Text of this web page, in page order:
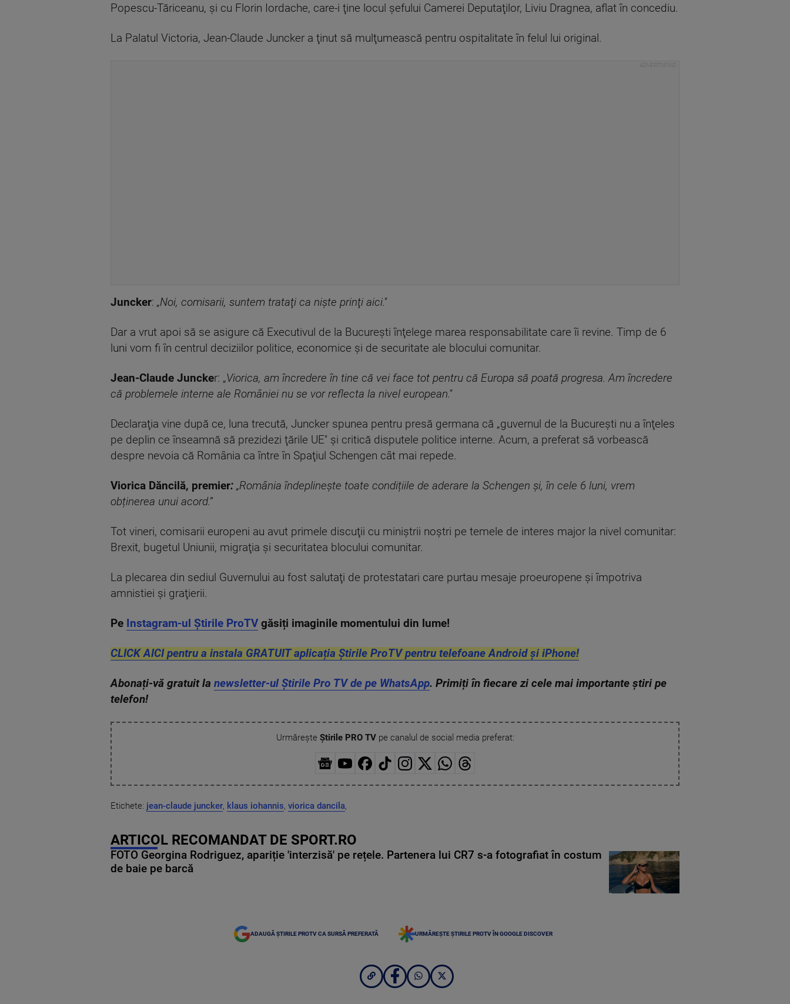
Popescu-Tăriceanu, şi cu Florin Iordache, care-i ţine locul şefului Camerei Deputaţilor, Liviu Dragnea, aflat în concediu.
La Palatul Victoria, Jean-Claude Juncker a ţinut să mulţumească pentru ospitalitate în felul lui original.
Juncker: „Noi, comisarii, suntem trataţi ca nişte prinţi aici.''
Dar a vrut apoi să se asigure că Executivul de la Bucureşti înţelege marea responsabilitate care îi revine. Timp de 6
luni vom fi în centrul deciziilor politice, economice şi de securitate ale blocului comunitar.
Jean-Claude Juncker: „Viorica, am încredere în tine că vei face tot pentru că Europa să poată progresa. Am încredere
că problemele interne ale României nu se vor reflecta la nivel european.''
Declaraţia vine după ce, luna trecută, Juncker spunea pentru presă germana că „guvernul de la Bucureşti nu a înţeles
pe deplin ce înseamnă să prezidezi ţările UE'' şi critică disputele politice interne. Acum, a preferat să vorbească
despre nevoia că România ca între în Spaţiul Schengen cât mai repede.
Viorica Dăncilă, premier: „România îndeplinește toate condițiile de aderare la Schengen și, în cele 6 luni, vrem
obținerea unui acord.”
Tot vineri, comisarii europeni au avut primele discuţii cu miniştrii noştri pe temele de interes major la nivel comunitar:
Brexit, bugetul Uniunii, migraţia şi securitatea blocului comunitar.
La plecarea din sediul Guvernului au fost salutaţi de protestatari care purtau mesaje proeuropene şi împotriva
amnistiei şi graţierii.
Pe Instagram-ul Știrile ProTV găsiți imaginile momentului din lume!
CLICK AICI pentru a instala GRATUIT aplicația Știrile ProTV pentru telefoane Android și iPhone!
Abonați-vă gratuit la newsletter-ul Știrile Pro TV de pe WhatsApp. Primiți în fiecare zi cele mai importante știri pe
telefon!
Urmărește Știrile PRO TVpe canalul de social media preferat:
Etichete: jean-claude juncker, klaus iohannis, viorica dancila,
ARTICOL RECOMANDAT DE SPORT.RO
FOTO Georgina Rodriguez, apariție 'interzisă' pe rețele. Partenera lui CR7 s-a fotografiat în costum
de baie pe barcă
ADAUGĂ ȘTIRILE PROTV CA SURSĂ PREFERATĂ URMĂREȘTE ȘTIRILE PROTV ÎN GOOGLE DISCOVER